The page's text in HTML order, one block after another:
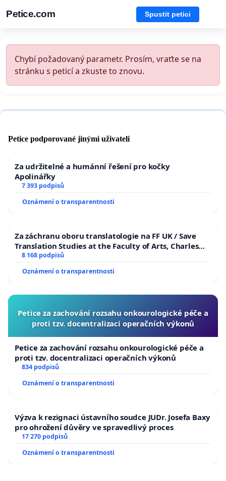
Petice.com Spustit petici
Chybí požadovaný parametr. Prosím, vraťte se na
stránku s peticí a zkuste to znovu.
Petice podporované jinými uživateli
Za udržitelné a humánní řešení pro kočky
Apolinářky
7 393 podpisů
Oznámení o transparentnosti
Za záchranu oboru translatologie na FF UK / Save
Translation Studies at the Faculty of Arts, Charles
University
8 168 podpisů
Oznámení o transparentnosti
Petice za zachování rozsahu onkourologické péče a
proti tzv. docentralizaci operačních výkonů
Petice za zachování rozsahu onkourologické péče a
proti tzv. docentralizaci operačních výkonů
834 podpisů
Oznámení o transparentnosti
Výzva k rezignaci ústavního soudce JUDr. Josefa Baxy
pro ohrožení důvěry ve spravedlivý proces
17 270 podpisů
Oznámení o transparentnosti